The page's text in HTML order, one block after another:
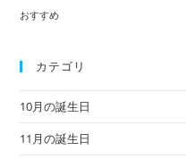
おすすめ
カテゴリ
10月の誕生日
11月の誕生日